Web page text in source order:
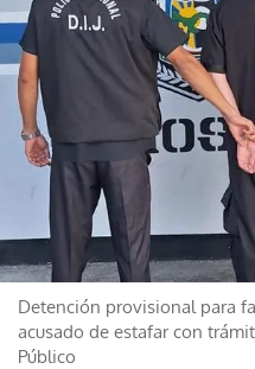
Detención provisional para
acusado de estafar con
Público